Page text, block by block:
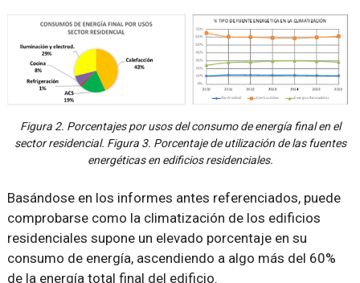
Figura 2. Porcentajes por usos del consumo de energía final en el
sector residencial. Figura 3. Porcentaje de utilización de las fuentes
energéticas en edificios residenciales.
Basándose en los informes antes referenciados, puede
comprobarse como la climatización de los edificios
residenciales supone un elevado porcentaje en su
consumo de energía, ascendiendo a algo más del 60%
de la energía total final del edificio.